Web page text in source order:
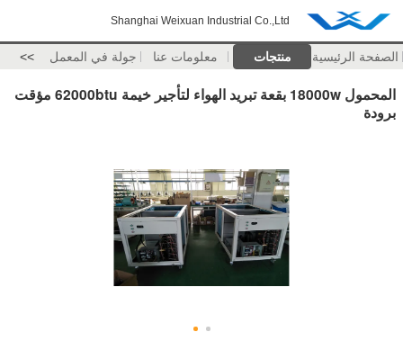
Shanghai Weixuan Industrial Co.,Ltd
الصفحة الرئيسية منتجات معلومات عنا جولة في المعمل >>
المحمول 18000w بقعة تبريد الهواء لتأجير خيمة 62000btu مؤقت
برودة